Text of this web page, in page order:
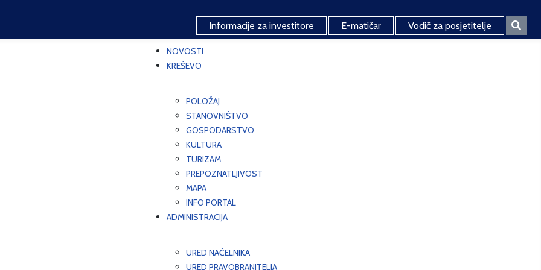
Informacije za investitore E-matičar Vodič za posjetitelje
NOVOSTI
KREŠEVO
POLOŽAJ
STANOVNIŠTVO
GOSPODARSTVO
KULTURA
TURIZAM
PREPOZNATLJIVOST
MAPA
INFO PORTAL
ADMINISTRACIJA
URED NAČELNIKA
URED PRAVOBRANITELJA